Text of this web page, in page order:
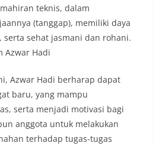
teknis, dalam
(tanggap), memiliki daya
serta sehat jasmani dan rohani.
Azwar Hadi
Azwar Hadi berharap dapat
baru, yang mampu
serta menjadi motivasi bagi
anggota untuk melakukan
terhadap tugas-tugas